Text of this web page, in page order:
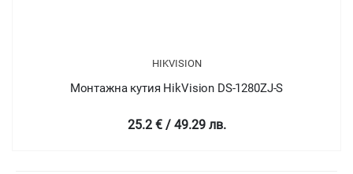
HIKVISION
Монтажна кутия HikVision DS-1280ZJ-S
25.2 € / 49.29 лв.